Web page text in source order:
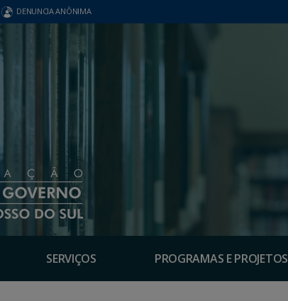
DENUNCIA ANÔNIMA
SERVIÇOS PROGRAMAS E PROJETOS